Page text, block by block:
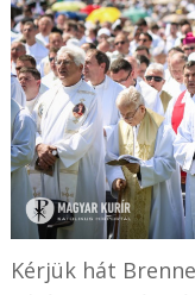
Kérjük hát